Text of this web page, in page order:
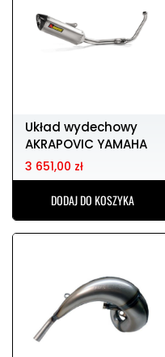
Układ wydechowy
AKRAPOVIC YAMAHA
yzf-r 125 19-21
3 651,00 zł
DODAJ DO KOSZYKA